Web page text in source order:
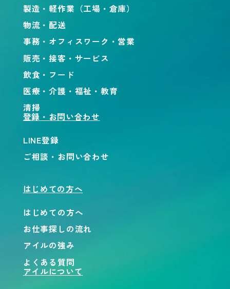
製造・軽作業（工場・倉庫）
物流・配送
事務・オフィスワーク・営業
販売・接客・サービス
飲食・フード
医療・介護・福祉・教育
清掃
登録・お問い合わせ
LINE登録
ご相談・お問い合わせ
はじめての方へ
はじめての方へ
お仕事探しの流れ
アイルの強み
よくある質問
アイルについて